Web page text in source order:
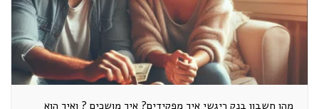
מהו חשבון בנק ריגשי איך מפקידים? איך מושכים ? ואיך הוא